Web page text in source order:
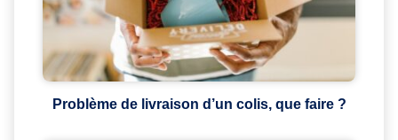
Problème de livraison d’un colis, que faire ?